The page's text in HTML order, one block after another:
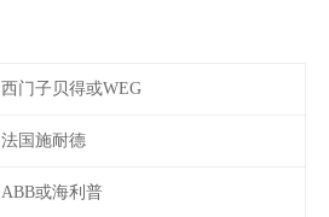
西门子贝得或WEG
法国施耐德
ABB或海利普